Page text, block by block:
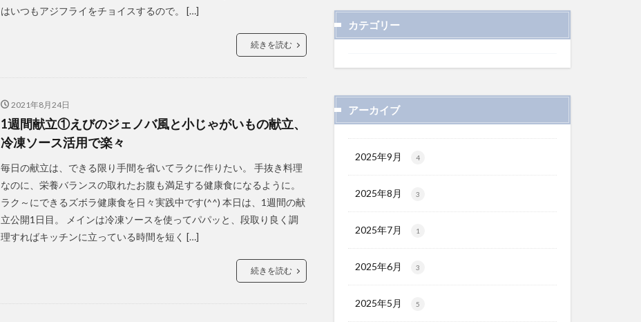
はいつもアジフライをチョイスするので。 […]
続きを読む
2021年8月24日
1週間献立①えびのジェノバ風と小じゃがいもの献立、
冷凍ソース活用で楽々
毎日の献立は、できる限り手間を省いてラクに作りたい。 手抜き料理
なのに、栄養バランスの取れたお腹も満足する健康食になるように。
ラク～にできるズボラ健康食を日々実践中です(^^) 本日は、1週間の献
立公開1日目。 メインは冷凍ソースを使ってパパッと、段取り良く調
理すればキッチンに立っている時間を短く […]
続きを読む
カテゴリー
アーカイブ
2025年9月 4
2025年8月 3
2025年7月 1
2025年6月 3
2025年5月 5